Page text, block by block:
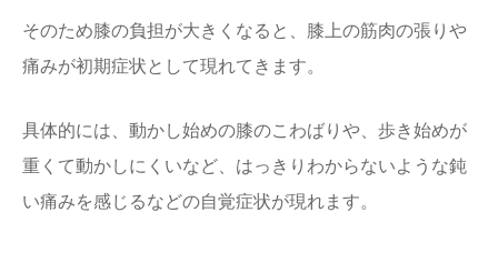
そのため膝の負担が大きくなると、膝上の筋肉の張りや
痛みが初期症状として現れてきます。
具体的には、動かし始めの膝のこわばりや、歩き始めが
重くて動かしにくいなど、はっきりわからないような鈍
い痛みを感じるなどの自覚症状が現れます。